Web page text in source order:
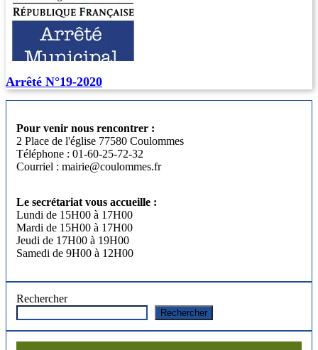
Arrêté N°19-2020
Pour venir nous rencontrer :
2 Place de l'église 77580 Coulommes
Téléphone : 01-60-25-72-32
Courriel : mairie@coulommes.fr
Le secrétariat vous accueille :
Lundi de 15H00 à 17H00
Mardi de 15H00 à 17H00
Jeudi de 17H00 à 19H00
Samedi de 9H00 à 12H00
Rechercher
Rechercher